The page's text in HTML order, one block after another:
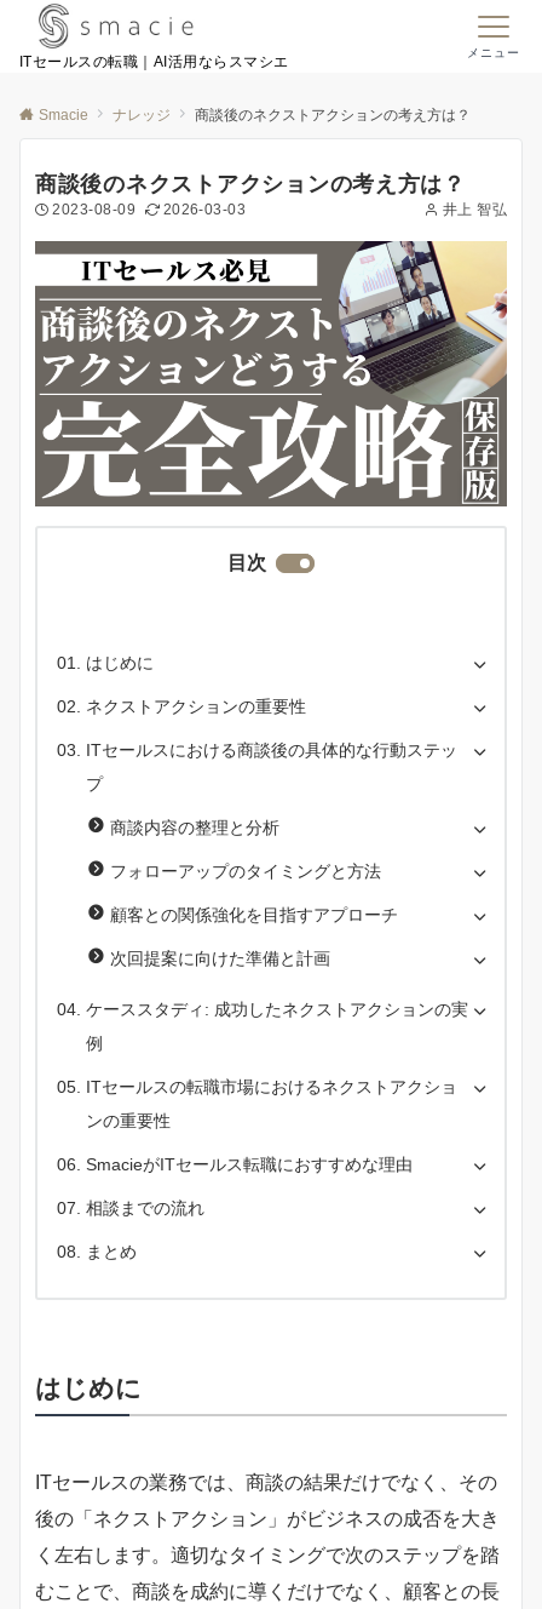
ITセールスの転職｜AI活用ならスマシエ
メニュー
Smacie ナレッジ 商談後のネクストアクションの考え方は？
商談後のネクストアクションの考え方は？
2023-08-09 2026-03-03 井上 智弘
目次
はじめに
ネクストアクションの重要性
ITセールスにおける商談後の具体的な行動ステッ
プ
商談内容の整理と分析
フォローアップのタイミングと方法
顧客との関係強化を目指すアプローチ
次回提案に向けた準備と計画
ケーススタディ: 成功したネクストアクションの実
例
ITセールスの転職市場におけるネクストアクショ
ンの重要性
SmacieがITセールス転職におすすめな理由
相談までの流れ
まとめ
はじめに
ITセールスの業務では、商談の結果だけでなく、その
後の「ネクストアクション」がビジネスの成否を大き
く左右します。適切なタイミングで次のステップを踏
むことで、商談を成約に導くだけでなく、顧客との長